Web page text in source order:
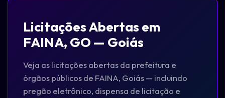
Licitações Abertas em
FAINA, GO — Goiás
Veja as licitações abertas da prefeitura e
órgãos públicos de FAINA, Goiás — incluindo
pregão eletrônico, dispensa de licitação e